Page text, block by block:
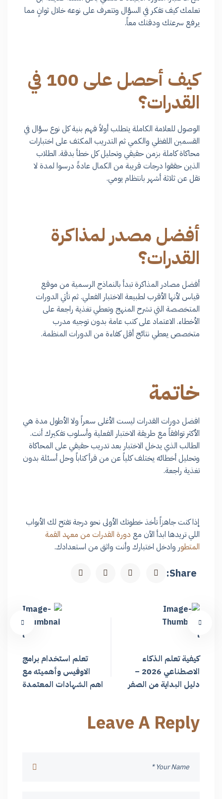
تعلمك كيف تفكر في السؤال وتتعرف على نوعه خلال ثوانٍ مما
يرفع سرعتك ودقتك معاً.
كيف أحصل على 100 في
القدرات؟
الوصول للعلامة الكاملة يتطلب أولاً فهم بنية كل نوع سؤال في
القسمين اللفظي والكمي ثم التدريب المكثف على اختبارات
محاكاة كاملة بزمن حقيقي وتحليل كل خطأ بدقة. الطلاب
الذين حققوا درجات قريبة من الكمال عادةً درسوا لمدة لا
تقل عن ثلاثة أشهر بانتظام يومي.
أفضل مصدر لمذاكرة
القدرات؟
أفضل مصادر المذاكرة تبدأ بالنماذج الرسمية من موقع
قياس لأنها الأقرب لطبيعة الاختبار الفعلي. ثم تأتي الدورات
المتخصصة التي تشرح المنهج وتعطي تغذية راجعة على
الأخطاء. الاعتماد على كتب عامة بدون توجيه مدرب
متخصص يعطي نتائج أقل كفاءة من الدورات المنظمة.
خاتمة
افضل دورات القدرات ليست الأغلى سعراً ولا الأطول مدة هي
الأكثر توافقاً مع طريقة الاختبار الفعلية وأسلوب تفكيرك أنت.
الطالب الذي يدخل الاختبار بعد تدريب حقيقي على المحاكاة
وتحليل أخطائه يختلف كلياً عن من قرأ كتاباً وحل أسئلة بدون
تغذية راجعة.
إذا كنت جاهزاً تأخذ خطوتك الأولى نحو درجة تفتح لك الأبواب
اللي تريدها ابدأ الآن مع دورة القدرات من معهد القمة
المتطور وادخل اختبارك وأنت واثق من استعدادك.
Share:
تعلم استخدام برامج
الاوفيس وأهميته مع
اهم الشهادات المعتمدة
كيفية تعلم الذكاء
الاصطناعي 2026 –
دليل البداية من الصفر
Leave A Reply